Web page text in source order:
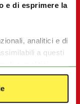
e di esprimere la
analitici e di
a questi
e analitici
del sito
cookie di
quali pixel e tag,